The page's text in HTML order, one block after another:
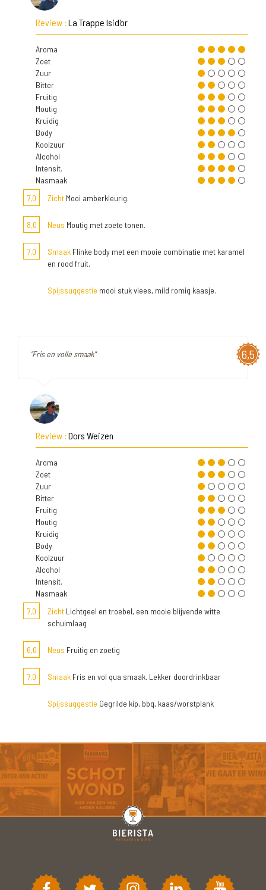
Review : La Trappe Isid'or
Aroma
Zoet
Zuur
Bitter
Fruitig
Moutig
Kruidig
Body
Koolzuur
Alcohol
Intensit.
Nasmaak
7,0
Zicht Mooi amberkleurig.
8,0 Neus Moutig met zoete tonen.
7,0 Smaak Flinke body met een mooie combinatie met karamel
en rood fruit.
Spijssuggestie mooi stuk vlees, mild romig kaasje.
6,5
"Fris en volle smaak"
Review : Dors Weizen
Aroma
Zoet
Zuur
Bitter
Fruitig
Moutig
Kruidig
Body
Koolzuur
Alcohol
Intensit.
Nasmaak
7,0
Zicht Lichtgeel en troebel, een mooie blijvende witte
schuimlaag
6,0 Neus Fruitig en zoetig
7,0 Smaak Fris en vol qua smaak. Lekker doordrinkbaar
Spijssuggestie Gegrilde kip, bbq, kaas/worstplank